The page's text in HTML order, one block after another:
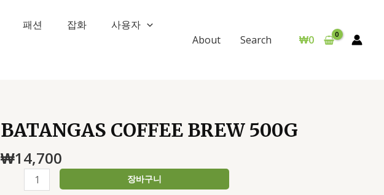
패션 잡화 사용자
About Search ₩0
BATANGAS COFFEE BREW 500G
₩14,700
BATANGAS
COFFEE
BREW
장바구니